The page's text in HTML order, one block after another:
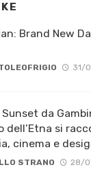
Brand New
31/
da
dell’Etna si
cinema e
STRANO 28/